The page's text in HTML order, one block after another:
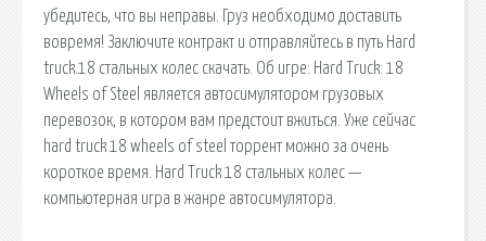
убедитесь, что вы неправы. Груз необходимо доставить
вовремя! Заключите контракт и отправляйтесь в путь Hard
truck.18 стальных колес скачать. Об игре: Hard Truck: 18
Wheels of Steel является автосимулятором грузовых
перевозок, в котором вам предстоит вжиться. Уже сейчас
hard truck 18 wheels of steel торрент можно за очень
короткое время. Hard Truck 18 стальных колес —
компьютерная игра в жанре автосимулятора.